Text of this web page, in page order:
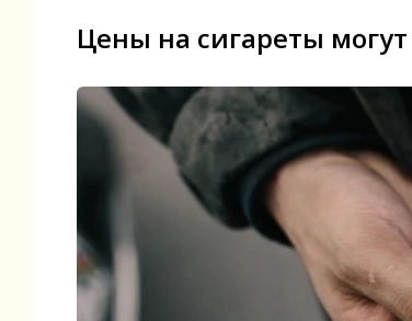
Цены на сигареты